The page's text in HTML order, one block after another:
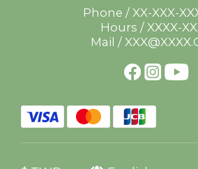
Phone / XX-XXX-
Hours / XXXX-
Mail /